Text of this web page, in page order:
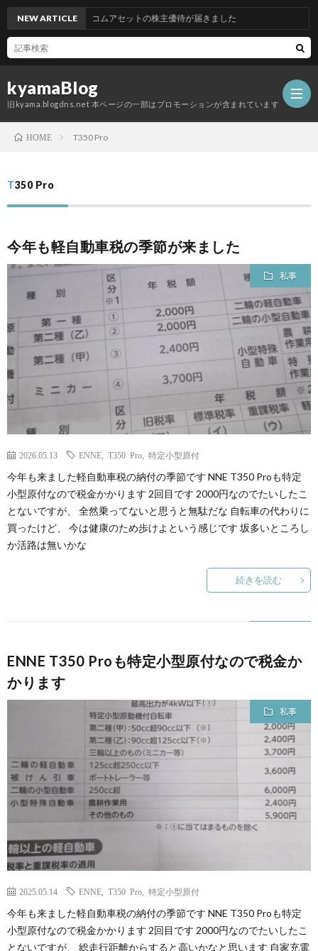
kyamaBlog
旧kyama.blogdns.net 本ページの一部はプロモーションが含まれています
NEW ARTICLE
グッドコムアセットの株主優待が届きました
HOME T350 Pro
T350 Pro
今年も軽自動車税の季節が来ました
私事
2026.05.13 ENNE T350 Pro 特定小型原付
今年も来ました軽自動車税の納付の季節です NNE T350 Proも特定
小型原付なので税金かかります 2回目です 2000円なのでたいしたこ
とないですが、 全然乗ってないと思うと無駄だな 自転車の代わりに
買ったけど、 今は健康のため歩けよという感じです 坂多いところし
か活路は無いかな
続きを読む
ENNE T350 Proも特定小型原付なので税金か
かります
私事
2025.05.14 ENNE T350 Pro 特定小型原付
今年も来ました軽自動車税の納付の季節です NNE T350 Proも特定
小型原付なので税金かかります 2回目です 2000円なのでたいしたこ
とないですが、 総走行距離からすると高いかなと思います 自家充電